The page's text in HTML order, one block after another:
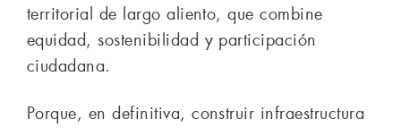
territorial de largo aliento, que combine
equidad, sostenibilidad y participación
ciudadana.
Porque, en definitiva, construir infraestructura